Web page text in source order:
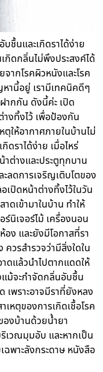
ชื้นและเกิดราได้ง่าย
กิดกลิ่นไม่พึงประสงค์ได้
ากโรคผิวหนังและโรค
านี้อยู่ เรามีเทคนิคดีๆ
ากกัน ดังนี้ค่ะ เปิด
งทิ้งไว้ เพื่อป้องกัน
ให้อากาศภายในบ้านไม่
ดราได้ง่าย เมื่อไหร่
ต่างและประตูทุกบาน
ลดการเจริญเติบโตของ
ปิดหน้าต่างทิ้งไว้ในวัน
ดเข้ามาในบ้าน ทำให้
ร์นิเจอร์ไม้ เครื่องนอน
ง และยังมีโอกาสที่รา
วรสำรวจว่ามีสิ่งใดใน
ดแล้วนำไปตากแดดให้
ม้จะกำจัดกลิ่นอับชื้น
เพราะอาจมีราที่ยังหลง
หตุของการเกิดเชื้อโรค
องบ้านด้วยน้ำยา
เวณมุมอับ และหากเป็น
ฉพาะลังกระดาษ หนังสือ